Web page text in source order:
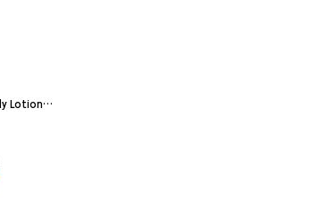
Lotion…